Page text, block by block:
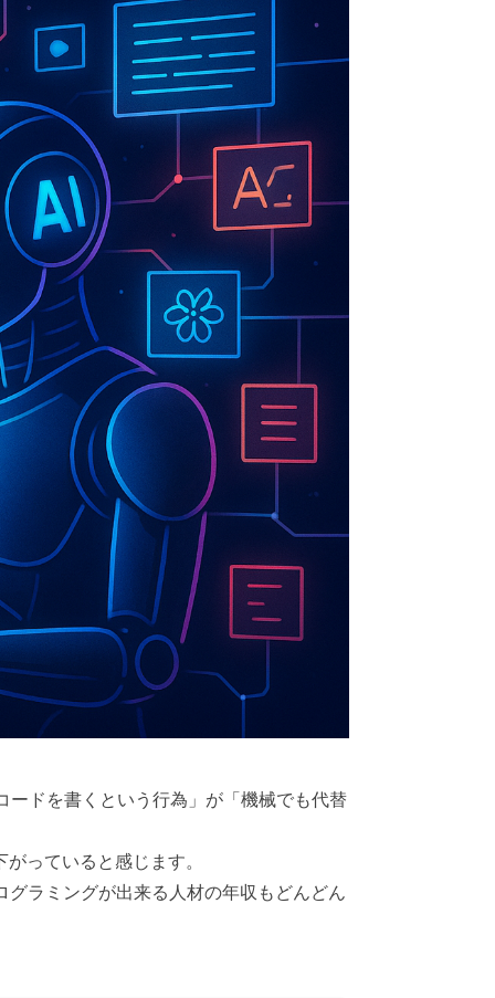
ドを書くという行為」が「機械でも代替
っていると感じます。
ラミングが出来る人材の年収もどんどん